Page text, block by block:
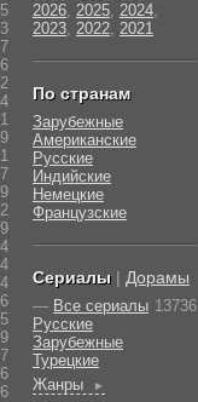
2026, 2025, 2024,
2023, 2022, 2021
По странам
Зарубежные
Американские
Русские
Индийские
Немецкие
Французские
Сериалы | Дорамы
— Все сериалы 13736
Русские
Зарубежные
Турецкие
Жанры
►